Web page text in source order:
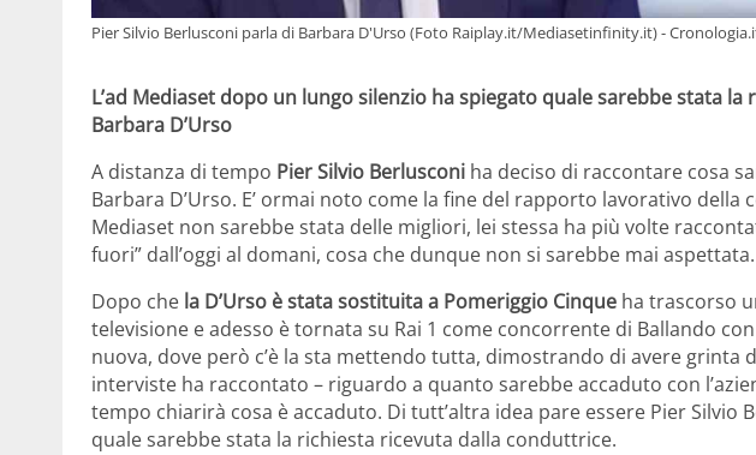
Pier Silvio Berlusconi parla di Barbara D'Urso (Foto Raiplay.it/Mediasetinfinity.it) -
L’ad Mediaset dopo un lungo silenzio ha spiegato quale sarebbe stata
Barbara D’Urso
A distanza di tempo Pier Silvio Berlusconi ha deciso di raccontare cosa
Barbara D’Urso. E’ ormai noto come la fine del rapporto lavorativo
Mediaset non sarebbe stata delle migliori, lei stessa ha più volte
fuori” dall’oggi al domani, cosa che dunque non si sarebbe mai aspettata.
Dopo che la D’Urso è stata sostituita a Pomeriggio Cinque ha trascorso
televisione e adesso è tornata su Rai 1 come concorrente di Ballando
nuova, dove però c’è la sta mettendo tutta, dimostrando di avere grinta
interviste ha raccontato – riguardo a quanto sarebbe accaduto con
tempo chiarirà cosa è accaduto. Di tutt’altra idea pare essere Pier Silvio
quale sarebbe stata la richiesta ricevuta dalla conduttrice.